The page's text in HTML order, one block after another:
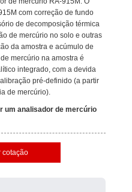
com correção de fundo
de decomposição térmica
de mercúrio no solo e outras
da amostra e acúmulo de
mercúrio na amostra é
integrado, com a devida
pré-definido (a partir
de mercúrio).
um analisador de mercúrio
cotação